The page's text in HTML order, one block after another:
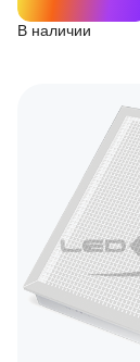
В наличии